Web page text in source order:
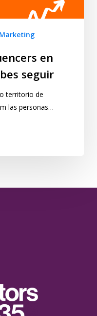
en
seguir
territorio de
las personas…